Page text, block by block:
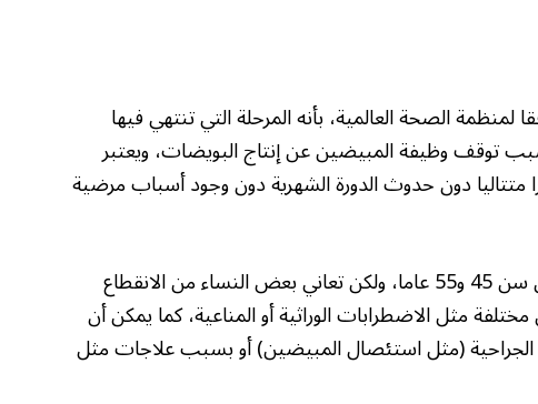
الصحة العالمية، بأنه المرحلة التي تنتهي فيها
توقف وظيفة المبيضين عن إنتاج البويضات، ويعتبر
الطمث طبيعيا بعد مرور 12 شهرا متتاليا دون حدوث الدورة الشهرية دون وجود أسباب مرضية
يحدث انقطاع الطمث الطبيعي عادة بين سن 45 و55 عاما، ولكن تعاني بعض النساء من الانقطاع
مثل الاضطرابات الوراثية أو المناعية، كما يمكن أن
(مثل استئصال المبيضين) أو بسبب علاجات مثل